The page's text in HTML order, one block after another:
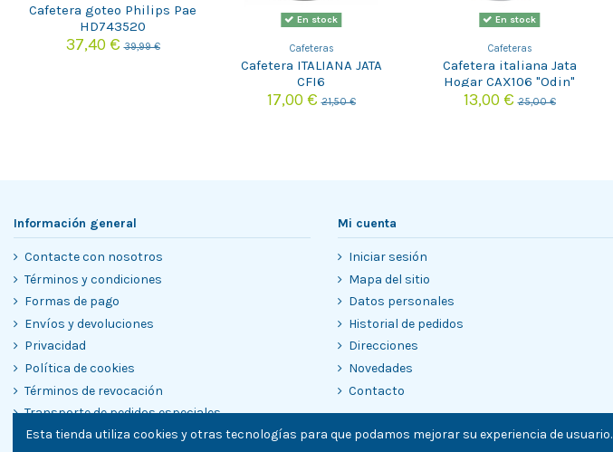
Cafetera goteo Philips Pae
HD743520
37,40 €39,99 €
En stock
Cafeteras
Cafetera ITALIANA JATA
CFI6
17,00 €21,50 €
En stock
Cafeteras
Cafetera italiana Jata
Hogar CAX106 "Odin"
13,00 €25,00 €
Información general
Contacte con nosotros
Términos y condiciones
Formas de pago
Envíos y devoluciones
Privacidad
Política de cookies
Términos de revocación
Transporte de pedidos especiales
Garantías
Mi cuenta
Iniciar sesión
Mapa del sitio
Datos personales
Historial de pedidos
Direcciones
Novedades
Contacto
Esta tienda utiliza cookies y otras tecnologías para que podamos mejorar su experiencia de usuario.